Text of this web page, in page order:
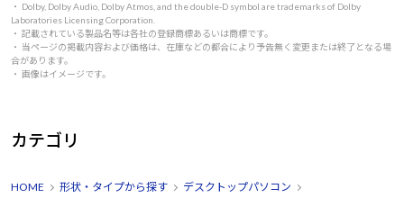
・ Dolby, Dolby Audio, Dolby Atmos, and the double-D symbol are trademarks of Dolby
Laboratories Licensing Corporation.
・ 記載されている製品名等は各社の登録商標あるいは商標です。
・ 当ページの掲載内容および価格は、在庫などの都合により予告無く変更または終了となる場
合があります。
・ 画像はイメージです。
カテゴリ
HOME 形状・タイプから探す
デスクトップパソコン